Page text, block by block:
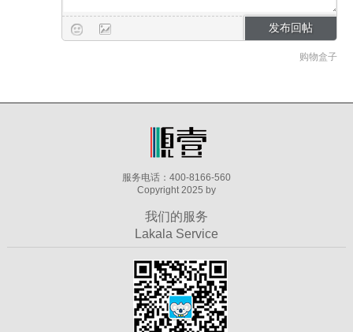
购物盒子
服务电话：400-8166-560
Copyright 2025 by
我们的服务
Lakala Service